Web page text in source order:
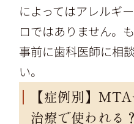
によってはアレルギ
ロではありません。
事前に歯科医師に相
い。
【症例別】
治療で使われる？